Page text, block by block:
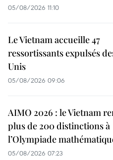
05/08/2026 11:10
Le Vietnam accueille 47
ressortissants expulsés
Unis
05/08/2026 09:06
AIMO 2026 : le Vietnam
plus de 200 distinctions à
l’Olympiade
05/08/2026 07:23